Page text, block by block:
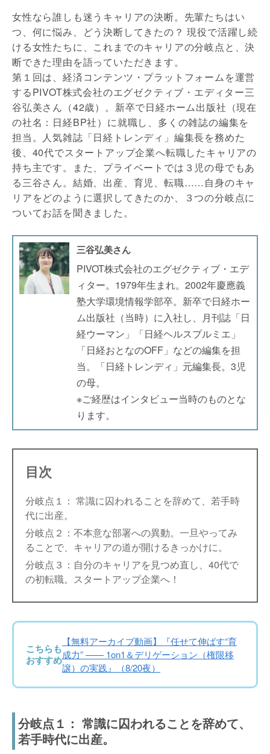
女性なら誰しも迷うキャリアの決断。先輩たちはい
つ、何に悩み、どう決断してきたの？ 現役で活躍し続
ける女性たちに、これまでのキャリアの分岐点と、決
断できた理由を語っていただきます。
第１回は、経済コンテンツ・プラットフォームを運営
するPIVOT株式会社のエグゼクティブ・エディター三
谷弘美さん（42歳）。新卒で日経ホーム出版社（現在
の社名：日経BP社）に就職し、多くの雑誌の編集を
担当。人気雑誌「日経トレンディ」編集長を務めた
後、40代でスタートアップ企業へ転職したキャリアの
持ち主です。また、プライベートでは３児の母でもあ
る三谷さん。結婚、出産、育児、転職……自身のキャ
リアをどのように選択してきたのか、３つの分岐点に
ついてお話を聞きました。
三谷弘美さん
PIVOT株式会社のエグゼクティブ・エデ
ィター。1979年生まれ。2002年慶應義
塾大学環境情報学部卒。新卒で日経ホー
ム出版社（当時）に入社し、月刊誌「日
経ウーマン」「日経ヘルスプルミエ」
「日経おとなのOFF」などの編集を担
当。「日経トレンディ」元編集長。3児
の母。
※ご経歴はインタビュー当時のものとな
ります。
目次
分岐点１： 常識に囚われることを辞めて、若手時
代に出産。
分岐点２：不本意な部署への異動。一旦やってみ
ることで、キャリアの道が開けるきっかけに。
分岐点３：自分のキャリアを見つめ直し、40代で
の初転職。スタートアップ企業へ！
こちらも
おすすめ
【無料アーカイブ動画】『任せて伸ばす“育
成力” —— 1on1＆デリゲーション（権限移
譲）の実践』（8/20夜）
分岐点１： 常識に囚われることを辞めて、
若手時代に出産。